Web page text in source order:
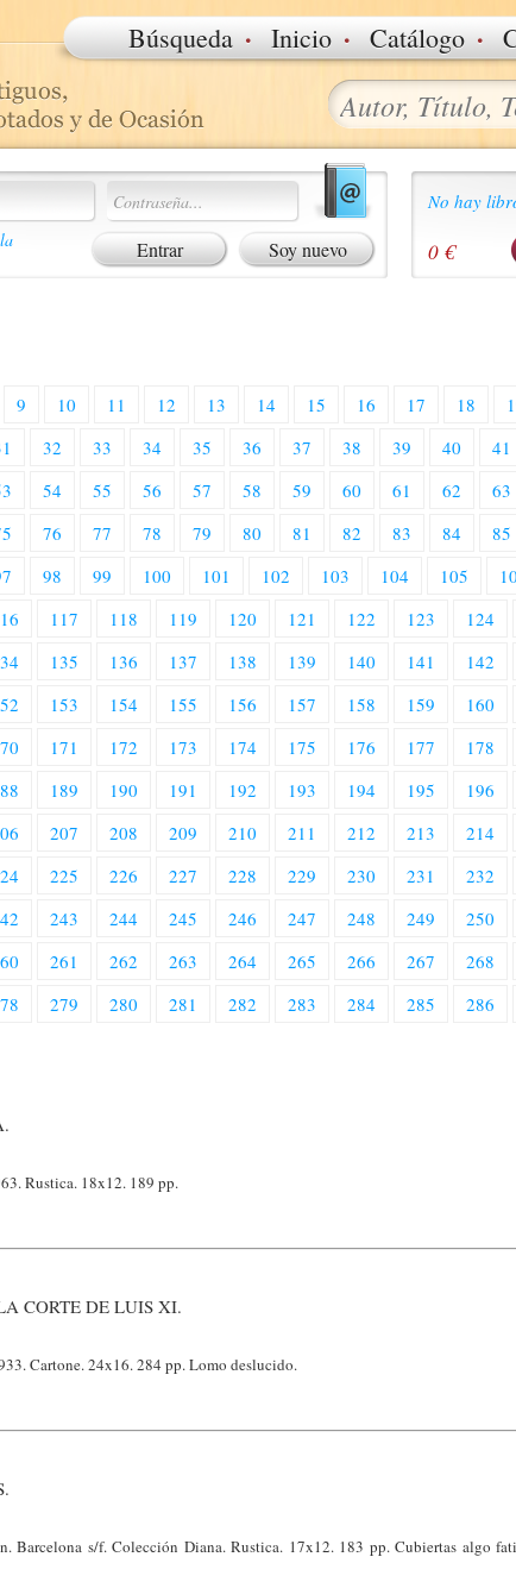
Búsqueda · Inicio · Catálogo ·
Soy nuevo
No hay
0 €
9 10 11 12 13 14 15 16 17 18
32 33 34 35 36 37 38 39 40 41
54 55 56 57 58 59 60 61 62 63
76 77 78 79 80 81 82 83 84 85
98 99 100 101 102 103 104 105
117 118 119 120 121 122 123 124
135 136 137 138 139 140 141 142
153 154 155 156 157 158 159 160
171 172 173 174 175 176 177 178
189 190 191 192 193 194 195 196
207 208 209 210 211 212 213 214
225 226 227 228 229 230 231 232
243 244 245 246 247 248 249 250
261 262 263 264 265 266 267 268
279 280 281 282 283 284 285 286
Rustica. 18x12. 189 pp.
CORTE DE LUIS XI.
Cartone. 24x16. 284 pp. Lomo deslucido.
Barcelona s/f. Colección Diana. Rustica. 17x12. 183 pp. Cubiertas algo